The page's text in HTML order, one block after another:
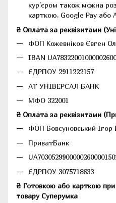
кур'єром також можна
карткою, Google Pay або
₴ Оплата за реквізитами
ФОП Кожевніков Євген
IBAN
ЄДРПОУ 2911222157
АТ УНІВЕРСАЛ БАНК
МФО 322001
₴ Оплата за реквізитами
ФОП Бовсуновський Ігор
ПриватБанк
ЄДРПОУ 3075718633
₴ Готовкою або карткою при
товару Суперумка